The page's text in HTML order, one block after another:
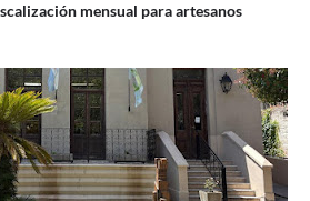
mensual para artesanos